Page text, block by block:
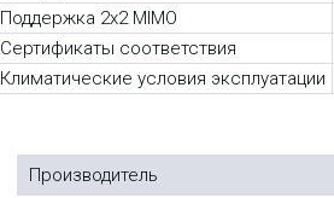
Поддержка 2x2 MIMO
Сертификаты соответствия
Климатические условия эксплуатации
Производитель